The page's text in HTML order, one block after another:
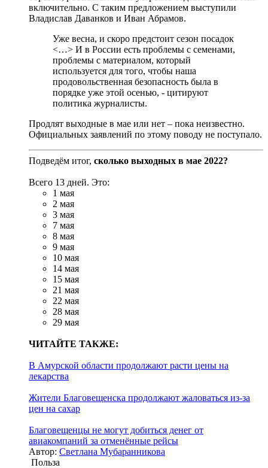
включительно. С таким предложением выступили
Владислав Даванков и Иван Абрамов.
Уже весна, и скоро предстоит сезон посадок
<…> И в России есть проблемы с семенами,
проблемы с материалом, который
используется для того, чтобы наша
продовольственная безопасность была в
порядке уже этой осенью, - цитируют
политика журналисты.
Продлят выходные в мае или нет – пока неизвестно.
Официальных заявлений по этому поводу не поступало.
Подведём итог, сколько выходных в мае 2022?
Всего 13 дней. Это:
1 мая
2 мая
3 мая
7 мая
8 мая
9 мая
10 мая
14 мая
15 мая
21 мая
22 мая
28 мая
29 мая
ЧИТАЙТЕ ТАКЖЕ:
В Амурской области продолжают расти цены на
лекарства
Жители Благовещенска продолжают жаловаться из-за
цен на сахар
Благовещенцы не могут добиться денег от
авиакомпаний за отменённые рейсы
Автор: Светлана Мубаранникова
Польза